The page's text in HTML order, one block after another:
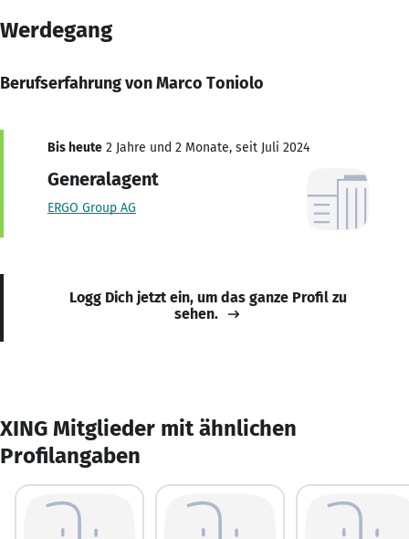
Werdegang
Berufserfahrung von Marco Toniolo
Bis heute 2 Jahre und 2 Monate, seit Juli 2024
Generalagent
ERGO Group AG
Logg Dich jetzt ein, um das ganze Profil zu
sehen.
XING Mitglieder mit ähnlichen
Profilangaben